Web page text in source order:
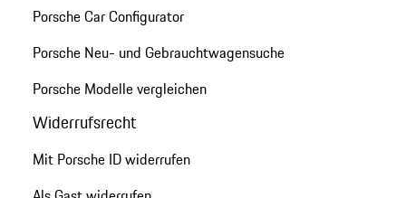
Porsche Car Configurator
Porsche Neu- und Gebrauchtwagensuche
Porsche Modelle vergleichen
Widerrufsrecht
Mit Porsche ID widerrufen